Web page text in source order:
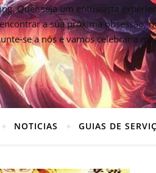
Quer seja um entusiasta
a sua próxima
se a nós e vamos celebrar a
NOTICIAS GUIAS DE